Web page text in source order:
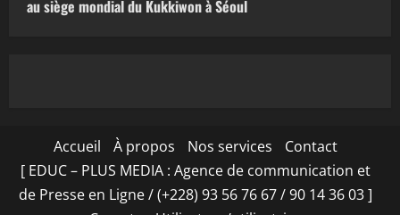
au siège mondial du Kukkiwon à Séoul
Accueil À propos Nos services
Contact
[ EDUC – PLUS MEDIA : Agence de communication et
de Presse en Ligne / (+228) 93 56 76 67 / 90 14 36 03 ]